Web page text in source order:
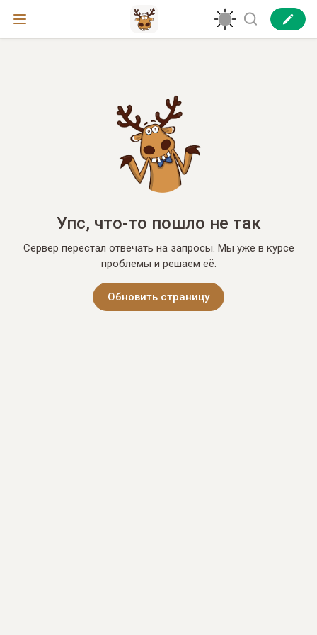
Упс, что-то пошло не так
Сервер перестал отвечать на запросы. Мы уже в курсе
проблемы и решаем её.
Обновить страницу